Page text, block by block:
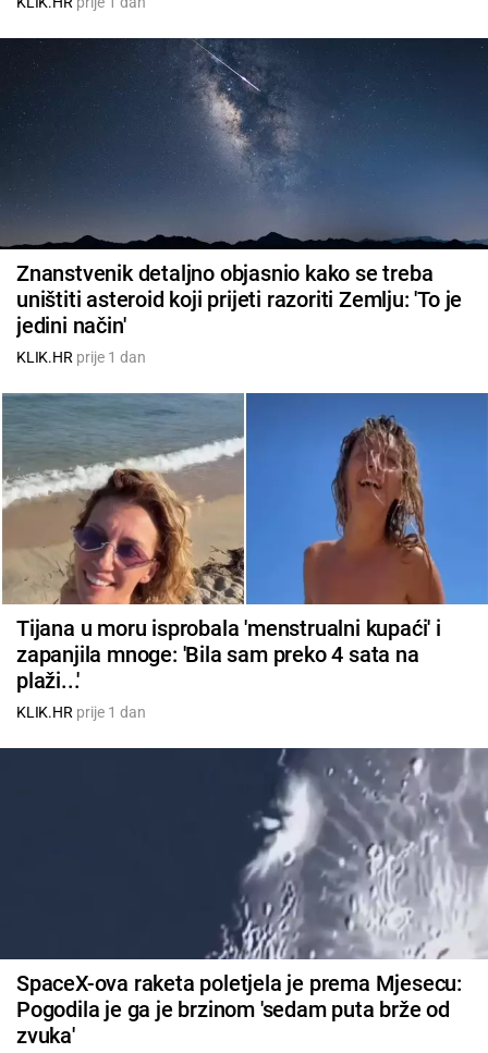
Znanstvenik detaljno objasnio kako se treba
uništiti asteroid koji prijeti razoriti Zemlju: 'To je
jedini način'
KLIK.HR prije 1 dan
Tijana u moru isprobala 'menstrualni kupaći' i
zapanjila mnoge: 'Bila sam preko 4 sata na
plaži...'
KLIK.HR prije 1 dan
SpaceX-ova raketa poletjela je prema Mjesecu:
Pogodila je ga je brzinom 'sedam puta brže od
zvuka'